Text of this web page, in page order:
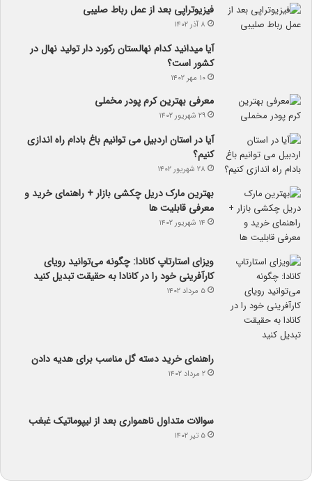
فیزیوتراپی بعد از عمل رباط صلیبی
۸ آذر ۱۴۰۲
آیا می­دانید کدام نهالستان رکورد دار تولید نهال­ در
کشور است؟
۱۰ مهر ۱۴۰۲
معرفی بهترین کرم پودر مخملی
۲۹ شهریور ۱۴۰۲
آیا در استان اردبیل می توانیم باغ بادام راه اندازی
کنیم؟
۲۸ شهریور ۱۴۰۲
بهترین مارک دریل چکشی بازار + راهنمای خرید و
معرفی قابلیت ها
۱۴ شهریور ۱۴۰۲
ویزای استارتاپ کانادا: چگونه می‌توانید رویای
کارآفرینی خود را در کانادا به حقیقت تبدیل کنید
۵ مرداد ۱۴۰۲
راهنمای خرید دسته گل مناسب برای هدیه دادن
۲ مرداد ۱۴۰۲
سوالات متداول ناهمواری بعد از لیپوماتیک غبغب
۵ تیر ۱۴۰۲